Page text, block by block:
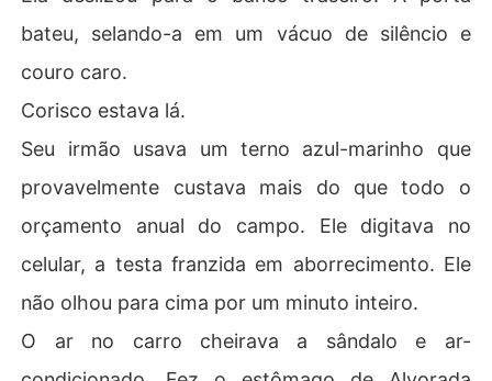
bateu, selando-a em um vácuo de silêncio e
couro caro.
Corisco estava lá.
Seu irmão usava um terno azul-marinho que
provavelmente custava mais do que todo o
orçamento anual do campo. Ele digitava no
celular, a testa franzida em aborrecimento. Ele
não olhou para cima por um minuto inteiro.
O ar no carro cheirava a sândalo e ar-